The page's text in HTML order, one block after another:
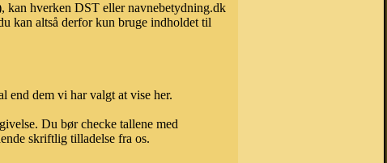
kan hverken DST eller navnebetydning.dk
kan altså derfor kun bruge indholdet til
end dem vi har valgt at vise her.
Du bør checke tallene med
skriftlig tilladelse fra os.